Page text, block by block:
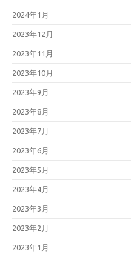
2024年1月
2023年12月
2023年11月
2023年10月
2023年9月
2023年8月
2023年7月
2023年6月
2023年5月
2023年4月
2023年3月
2023年2月
2023年1月